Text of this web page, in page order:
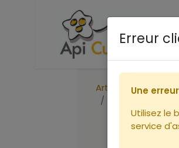
Articles
Erreur
Une
Utilisez le
service